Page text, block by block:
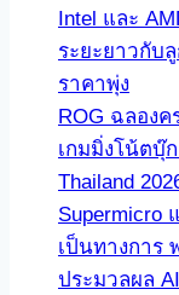
Intel และ
ระยะยาวกับ
ราคาพุ่ง
ROG ฉลอง
เกมมิ่งโน้ตบุ๊
Thailand
Supermicro
เป็นทางการ
ประมวลผล